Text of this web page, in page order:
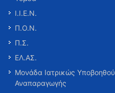
Ι.Ι.Ε.Ν.
Π.Ο.Ν.
Π.Σ.
ΕΛ.ΑΣ.
Μονάδα Ιατρικώς
Αναπαραγωγής